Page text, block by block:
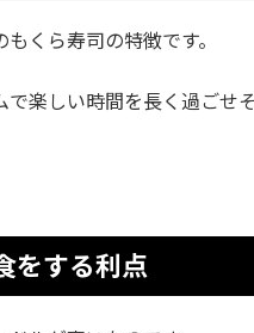
くら寿司の特徴です。
楽しい時間を長く過ごせそ
をする利点